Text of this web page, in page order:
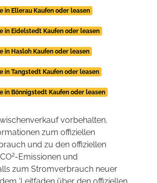
in Ellerau Kaufen oder leasen
in Eidelstedt Kaufen oder leasen
in Hasloh Kaufen oder leasen
in Tangstedt Kaufen oder leasen
in Bönnigstedt Kaufen oder leasen
vorbehalten.
zum offiziellen
und zu den offiziellen
2-Emissionen und
zum Stromverbrauch neuer